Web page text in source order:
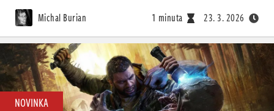
Michal Burian 1 minuta 23. 3. 2026
NOVINKA